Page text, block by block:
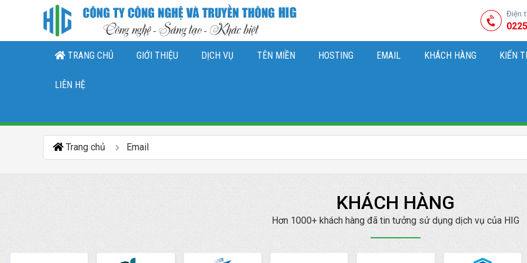
Điện
TRANG CHỦ GIỚI THIỆU DỊCH VỤ TÊN MIỀN HOSTING EMAIL KHÁCH HÀNG KIẾN
LIÊN HỆ
Trang chủ Email
KHÁCH HÀNG
Hơn 1000+ khách hàng đã tin tưởng sử dụng dịch vụ của HIG